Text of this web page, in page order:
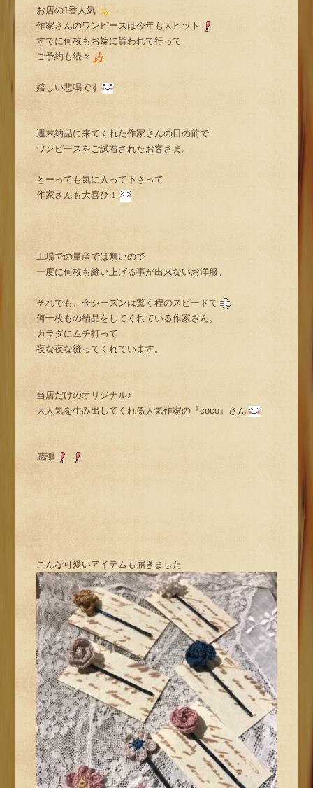
お店の1番人気
作家さんのワンピースは今年も大ヒット
すでに何枚もお嫁に貰われて行って
ご予約も続々
嬉しい悲鳴です
週末納品に来てくれた作家さんの目の前で
ワンピースをご試着されたお客さま。
とーっても気に入って下さって
作家さんも大喜び！
工場での量産では無いので
一度に何枚も縫い上げる事が出来ないお洋服。
それでも、今シーズンは驚く程のスピードで
何十枚もの納品をしてくれている作家さん。
カラダにムチ打って
夜な夜な縫ってくれています。
当店だけのオリジナル♪
大人気を生み出してくれる人気作家の『coco』さん
感謝
こんな可愛いアイテムも届きました